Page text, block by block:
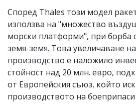
Според Thales този модел
използва на "множество
морски платформи", при борба
земя-земя. Това увеличаване
производство е наложило
стойност над 20 млн. евро,
от Европейския съюз, който
производството на